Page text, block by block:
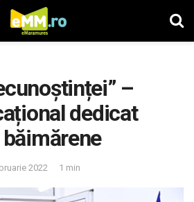
–
dedicat
2022 1 min